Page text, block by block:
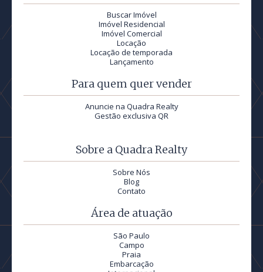
Buscar Imóvel
Imóvel Residencial
Imóvel Comercial
Locação
Locação de temporada
Lançamento
Para quem quer vender
Anuncie na Quadra Realty
Gestão exclusiva QR
Sobre a Quadra Realty
Sobre Nós
Blog
Contato
Área de atuação
São Paulo
Campo
Praia
Embarcação